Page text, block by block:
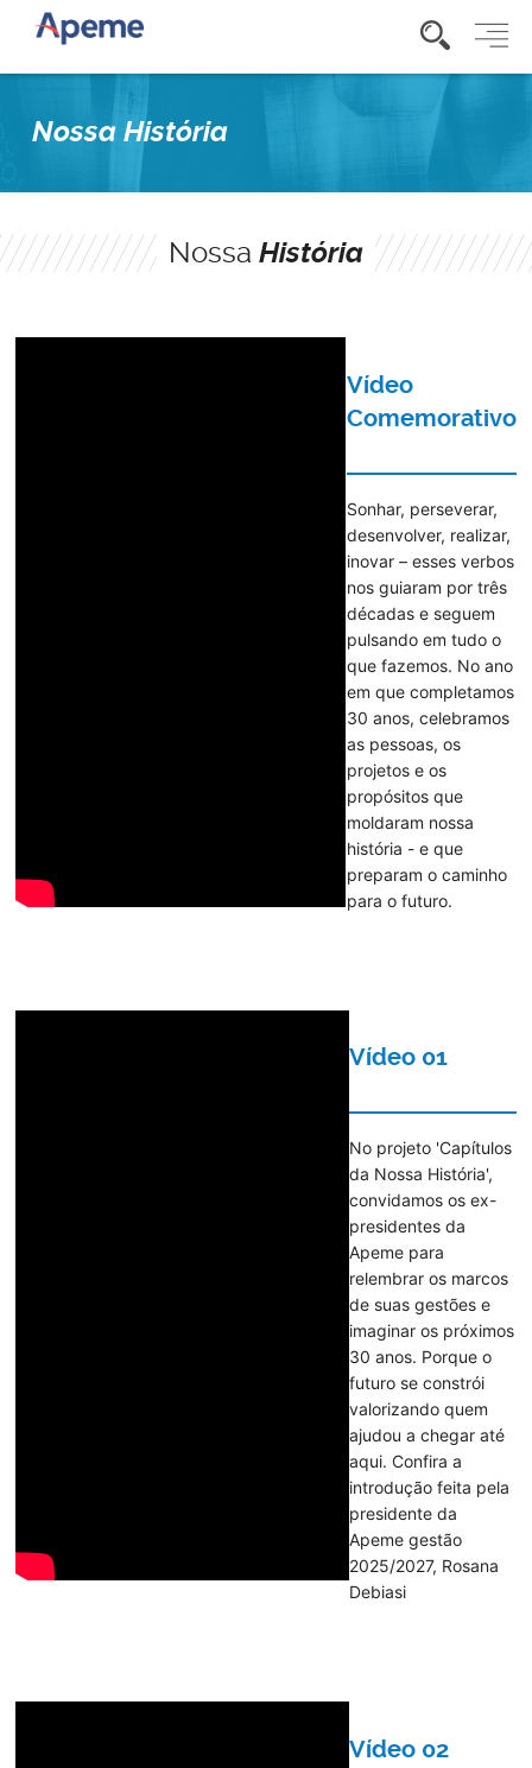
Nossa História
Nossa História
Vídeo
Comemorativo
Sonhar, perseverar,
desenvolver, realizar,
inovar – esses verbos
nos guiaram por três
décadas e seguem
pulsando em tudo o
que fazemos. No ano
em que completamos
30 anos, celebramos
as pessoas, os
projetos e os
propósitos que
moldaram nossa
história - e que
preparam o caminho
para o futuro.
Vídeo 01
No projeto 'Capítulos
da Nossa História',
convidamos os ex-
presidentes da
Apeme para
relembrar os marcos
de suas gestões e
imaginar os próximos
30 anos. Porque o
futuro se constrói
valorizando quem
ajudou a chegar até
aqui. Confira a
introdução feita pela
presidente da
Apeme gestão
2025/2027, Rosana
Debiasi
Vídeo 02